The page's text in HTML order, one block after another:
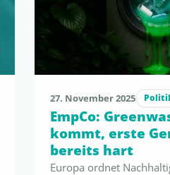
27. November 2025
EmpCo:
kommt, erste
bereits hart
Europa ordnet